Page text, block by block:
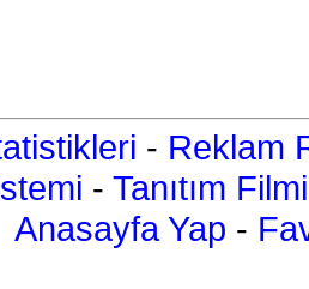
- Reklam
- Tanıtım Filmi
Anasayfa Yap -